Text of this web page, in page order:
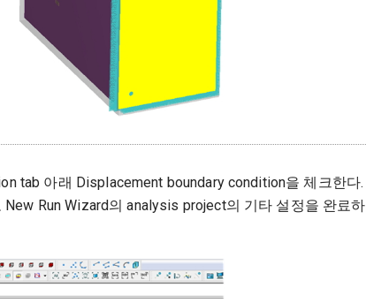
tab 아래 Displacement boundary condition을 체크한다.
Run Wizard의 analysis project의 기타 설정을 완료하